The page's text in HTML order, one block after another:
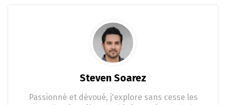
Steven Soarez
Passionné et dévoué, j'explore sans cesse les